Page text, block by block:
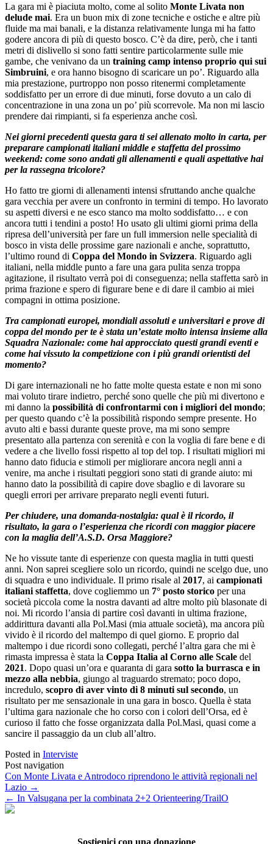
La gara mi è piaciuta molto, come al solito Monte Livata non
delude mai. Era un buon mix di zone tecniche e ostiche e altre più
fluide ma mai banali, e la distanza relativamente lunga mi ha fatto
godere ancora di più di questo bosco. C’è da dire, però, che i tanti
metri di dislivello si sono fatti sentire particolarmente sulle mie
gambe, che venivano da un training camp intenso proprio qui sui
Simbruini, e ora hanno bisogno di scaricare un po’. Riguardo alla
mia prestazione, purtroppo non posso ritenermi completamente
soddisfatto per un errore di due minuti, forse dovuto a un calo di
concentrazione in una zona un po’ più scorrevole. Ma non mi lascio
prendere dai rimpianti, si fa esperienza anche così.
Nei giorni precedenti questa gara ti sei allenato molto in carta, per
preparare campionati italiani middle e staffetta del prossimo
weekend: come sono andati gli allenamenti e quali aspettative hai
per la rassegna tricolore?
Ho fatto tre giorni di allenamenti intensi sfruttando anche qualche
gara vecchia per avere un confronto in termini di tempo. Ho lavorato
su aspetti diversi e ne esco stanco ma molto soddisfatto… e con
ancora tutti i tendini a posto! Ho usato gli ultimi giorni prima della
ripresa dell’università per fare un full immersion nelle specialità di
bosco in vista delle prossime gare nazionali e anche, soprattutto,
l’ultimo round di Coppa del Mondo in Svizzera. Riguardo agli
italiani, nella middle punto a fare una gara pulita senza troppa
agitazione, il risultato verrà poi di conseguenza; nella staffetta sarò in
prima frazione e spero di figurare bene e di dare il cambio ai miei
compagni in ottima posizione.
Tra campionati europei, mondiali assoluti e universitari e prove di
coppa del mondo per te è stata un’estate molto intensa insieme alla
Squadra Nazionale: come hai approcciato questi grandi eventi e
come hai vissuto la competizione con i più grandi orientisti del
momento?
Di gare internazionali ne ho fatte molte questa estate e non mi sono
mai voluto tirare indietro, perché sono quelle che più mi divertono e
mi danno la possibilità di confrontarmi con i migliori del mondo;
per questo quando c’è la possibilità rispondo sempre presente. Ho
avuto alti e bassi durante queste prove, ma mi sono sempre
presentato alla partenza con serenità e con la voglia di fare bene e di
vedere a che livello fossi rispetto al top del top. I risultati migliori mi
hanno dato fiducia e stimoli per migliorare ancora negli anni a
venire, ma anche i risultati peggiori sono stati di grande aiuto: mi
hanno dato la possibilità di capire dove sbaglio e di lavorare su
quegli errori per arrivare preparato negli eventi futuri.
Per chiudere, una domanda-nostalgia: qual è il ricordo, il
risultato, la gara o l’esperienza che ricordi con maggior piacere
con la maglia dell’A.S.D. Orsa Maggiore?
Ne ho vissute tante di esperienze con questa maglia in tutti questi
anni. Non saprei scegliere solo un ricordo, quindi ne scelgo due, uno
di squadra e uno individuale. Il primo risale al 2017, ai campionati
italiani staffetta, dove cogliemmo un 7° posto storico per una
società piccola come la nostra davanti ad altre molto più blasonate di
noi. Mi ricordo l’ansia di partire così davanti in ultima frazione,
addirittura davanti alla Pol.Masi (mia attuale società), ma ancora più
vivido è il ricordo del maltempo di quel giorno. E proprio dal
maltempo i due ricordi sono collegati, perché l’altra gara che mi è
rimasta impressa è stata la Coppa Italia al Corno alle Scale del
2021. Dopo quasi un’ora e quaranta di gara sotto la burrasca e in
mezzo alla nebbia, giungo al traguardo stremato; poco dopo,
incredulo, scopro di aver vinto di 8 minuti sul secondo, un
risultato per me sensazionale in una gara in bosco. Quella è stata
l’ultima gara nazionale che ho corso con i colori dell’Orsa, ed è
curioso il fatto che fosse organizzata dalla Pol.Masi, quasi come a
sancire il passaggio da un club all’altro.
Posted in Interviste
Post navigation
Con Monte Livata e Antrodoco riprendono le attività regionali nel
Lazio →
← In Valsugana per la combinata 2+2 Orienteering/TrailO
Sostienici con una donazione